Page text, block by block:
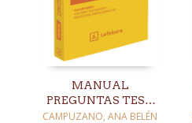
MANUAL
PREGUNTAS TEST
EXAMEN ACCESO A
CAMPUZANO, ANA BELÉN